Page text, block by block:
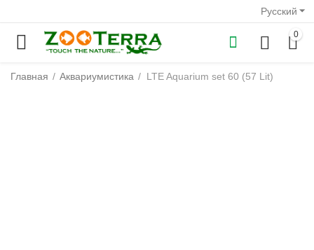
Русский
0
Главная / Аквариумистика / LTE Aquarium set 60 (57 Lit)